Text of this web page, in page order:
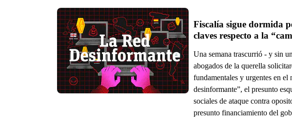
Fiscalía sigue dormida
claves respecto a la
Una semana trascurrió - y sin
abogados de la querella
fundamentales y urgentes en
desinformante”, el presunto
sociales de ataque contra
presunto financiamiento del